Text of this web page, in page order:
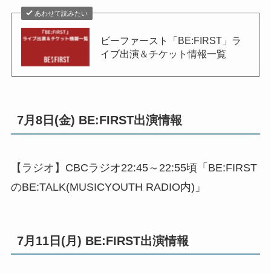
あわせて読みたい
ビーファースト「BE:FIRST」ラ
イブ出演＆チケット情報一覧
7月8日(金) BE:FIRST出演情報
【ラジオ】CBCラジオ22:45～22:55頃「BE:FIRST
のBE:TALK(MUSICYOUTH RADIO内)」
7月11日(月) BE:FIRST出演情報